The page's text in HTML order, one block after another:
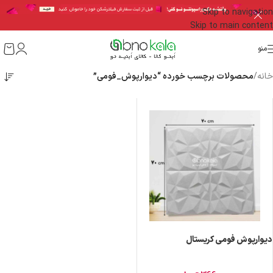
Skip to navigation
Skip to main content
منو
خانه/محصولات برچسب خورده “دیوارپوش_فومی”
دیوارپوش فومی کریستال